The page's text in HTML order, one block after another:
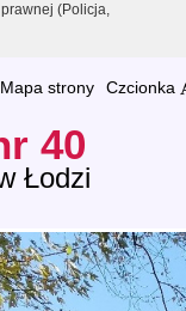
(Policja,
Mapa strony Czcionka
40
Łodzi